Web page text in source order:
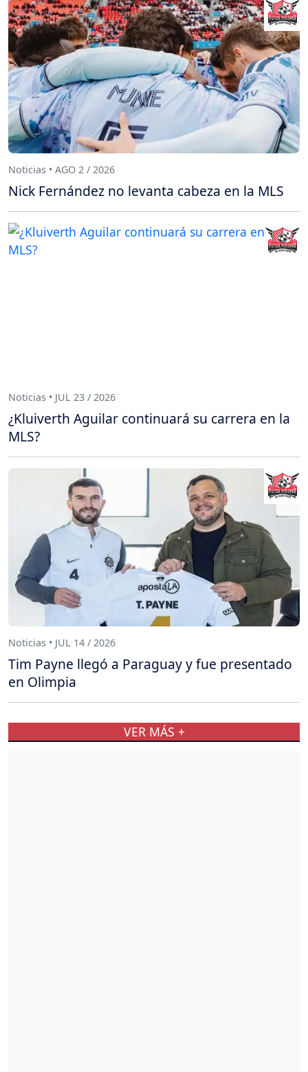
Noticias • AGO 2 / 2026
Nick Fernández no levanta cabeza en la MLS
Noticias • JUL 23 / 2026
¿Kluiverth Aguilar continuará su carrera en la
MLS?
Noticias • JUL 14 / 2026
Tim Payne llegó a Paraguay y fue presentado
en Olimpia
VER MÁS +